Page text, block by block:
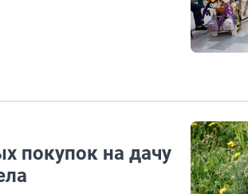
покупок на дачу